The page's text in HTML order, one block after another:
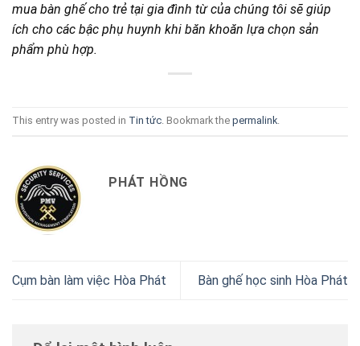
mua bàn ghế cho trẻ tại gia đình từ của chúng tôi sẽ giúp
ích cho các bậc phụ huynh khi băn khoăn lựa chọn sản
phẩm phù hợp.
This entry was posted in Tin tức . Bookmark the permalink
PHÁT HỒNG
Cụm bàn làm việc Hòa Phát Bàn ghế học sinh Hòa Phát